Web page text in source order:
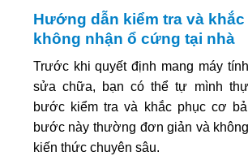
Hướng dẫn kiểm tra và
không nhận ổ cứng tại nhà
Trước khi quyết định mang máy
sửa chữa, bạn có thể tự mình
bước kiểm tra và khắc phục cơ
bước này thường đơn giản và
kiến thức chuyên sâu.